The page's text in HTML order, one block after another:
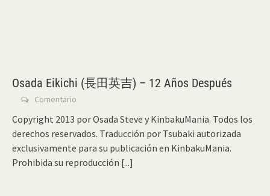
Osada Eikichi (長田英吉) – 12 Años Después
Comentario
Copyright 2013 por Osada Steve y KinbakuMania. Todos los
derechos reservados. Traducción por Tsubaki autorizada
exclusivamente para su publicación en KinbakuMania.
Prohibida su reproducción [...]